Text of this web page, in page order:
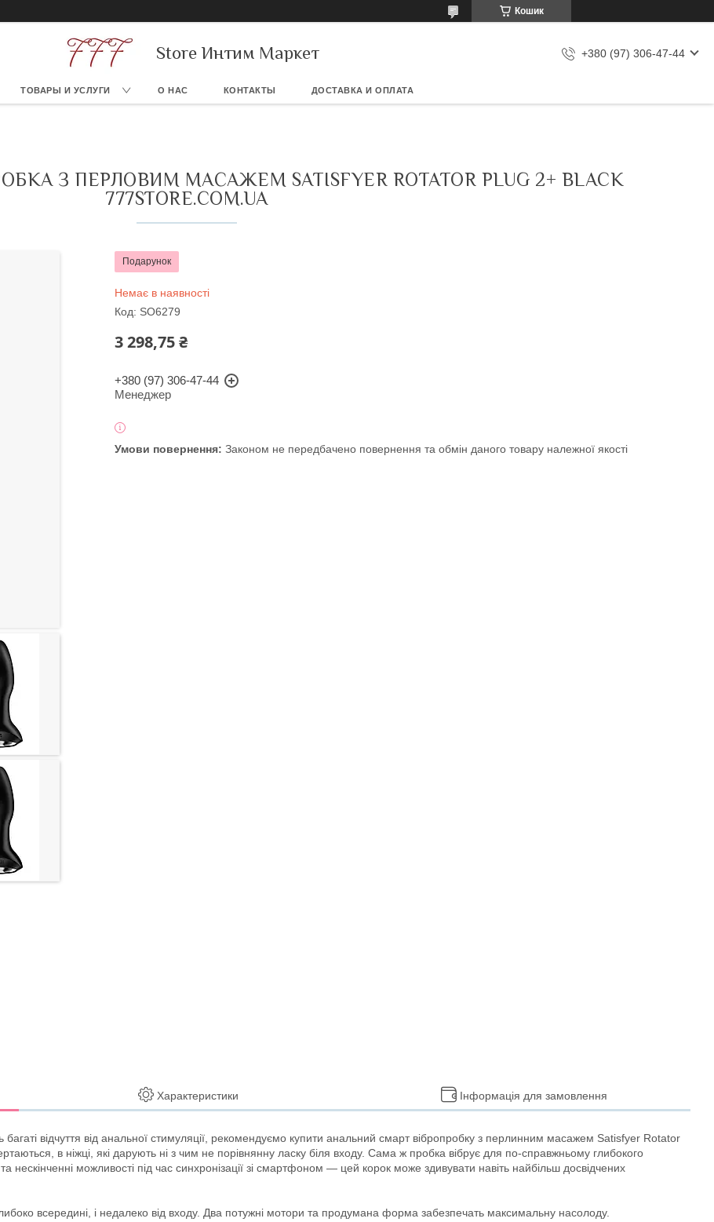
Кошик
Store Интим Маркет +380 (97) 306-47-44
ТОВАРЫ И УСЛУГИ О НАС КОНТАКТЫ ДОСТАВКА И ОПЛАТА
З ПЕРЛОВИМ МАСАЖЕМ SATISFYER ROTATOR PLUG 2+ BLACK
777STORE.COM.UA
Подарунок
Немає в наявності
Код: SO6279
3 298,75 ₴
+380 (97) 306-47-44
Менеджер
Законом не передбачено повернення та обмін даного товару належної якості
Характеристики Інформація для замовлення
багаті відчуття від анальної стимуляції, рекомендуємо купити анальний смарт вібропробку з перлинним масажем Satisfyer Rotator
в ніжці, які дарують ні з чим не порівнянну ласку біля входу. Сама ж пробка вібрує для по-справжньому глибокого
можливості під час синхронізації зі смартфоном — цей корок може здивувати навіть найбільш досвідчених
всередині, і недалеко від входу. Два потужні мотори та продумана форма забезпечать максимальну насолоду.